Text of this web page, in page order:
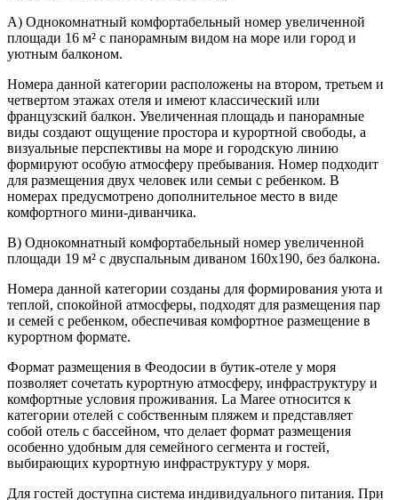
A) Однокомнатный комфортабельный номер увеличенной
площади 16 м² с панорамным видом на море или город и
уютным балконом.
Номера данной категории расположены на втором, третьем и
четвертом этажах отеля и имеют классический или
французский балкон. Увеличенная площадь и панорамные
виды создают ощущение простора и курортной свободы, а
визуальные перспективы на море и городскую линию
формируют особую атмосферу пребывания. Номер подходит
для размещения двух человек или семьи с ребенком. В
номерах предусмотрено дополнительное место в виде
комфортного мини-диванчика.
B) Однокомнатный комфортабельный номер увеличенной
площади 19 м² с двуспальным диваном 160х190, без балкона.
Номера данной категории созданы для формирования уюта и
теплой, спокойной атмосферы, подходят для размещения пар
и семей с ребенком, обеспечивая комфортное размещение в
курортном формате.
Формат размещения в Феодосии в бутик-отеле у моря
позволяет сочетать курортную атмосферу, инфраструктуру и
комфортные условия проживания. La Maree относится к
категории отелей с собственным пляжем и представляет
собой отель с бассейном, что делает формат размещения
особенно удобным для семейного сегмента и гостей,
выбирающих курортную инфраструктуру у моря.
Для гостей доступна система индивидуального питания. При